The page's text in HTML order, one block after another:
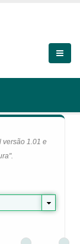
versão 1.01 e